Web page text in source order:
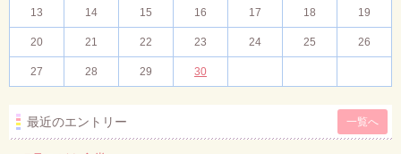
13 14 15 16 17 18 19
20 21 22 23 24 25 26
27 28 29 30
最近のエントリー 一覧へ